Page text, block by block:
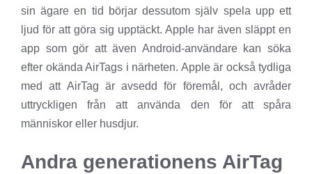
sin ägare en tid börjar dessutom själv spela upp ett
ljud för att göra sig upptäckt. Apple har även släppt en
app som gör att även Android-användare kan söka
efter okända AirTags i närheten. Apple är också tydliga
med att AirTag är avsedd för föremål, och avråder
uttryckligen från att använda den för att spåra
människor eller husdjur.
Andra generationens AirTag